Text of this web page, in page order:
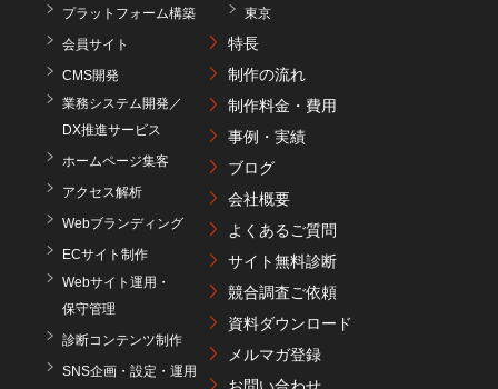
プラットフォーム構築
会員サイト
CMS開発
業務システム開発／
DX推進サービス
ホームページ集客
アクセス解析
Webブランディング
ECサイト制作
Webサイト運用・
保守管理
診断コンテンツ制作
SNS企画・設定・運用
東京
特長
制作の流れ
制作料金・費用
事例・実績
ブログ
会社概要
よくあるご質問
サイト無料診断
競合調査ご依頼
資料ダウンロード
メルマガ登録